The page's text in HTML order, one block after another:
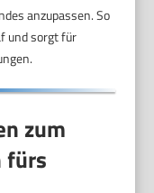
anzupassen. So
und sorgt für
zum
fürs